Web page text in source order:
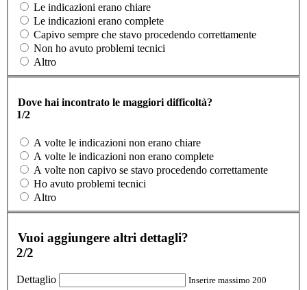
Le indicazioni erano chiare
Le indicazioni erano complete
Capivo sempre che stavo procedendo correttamente
Non ho avuto problemi tecnici
Altro
Dove hai incontrato le maggiori difficoltà?
1/2
A volte le indicazioni non erano chiare
A volte le indicazioni non erano complete
A volte non capivo se stavo procedendo correttamente
Ho avuto problemi tecnici
Altro
Vuoi aggiungere altri dettagli?
2/2
Dettaglio
Inserire massimo 200